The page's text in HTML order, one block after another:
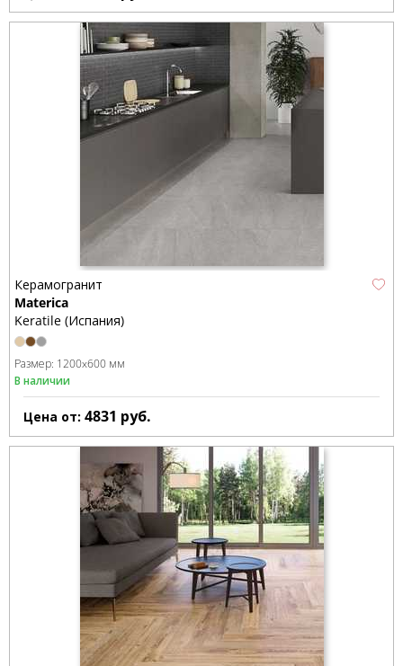
Керамогранит
Materica
Keratile (Испания)
Размер: 1200x600 мм
В наличии
Цена от: 4831 руб.